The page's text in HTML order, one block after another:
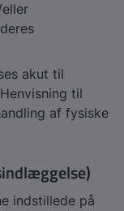
akut til
til
af fysiske
indstillede på